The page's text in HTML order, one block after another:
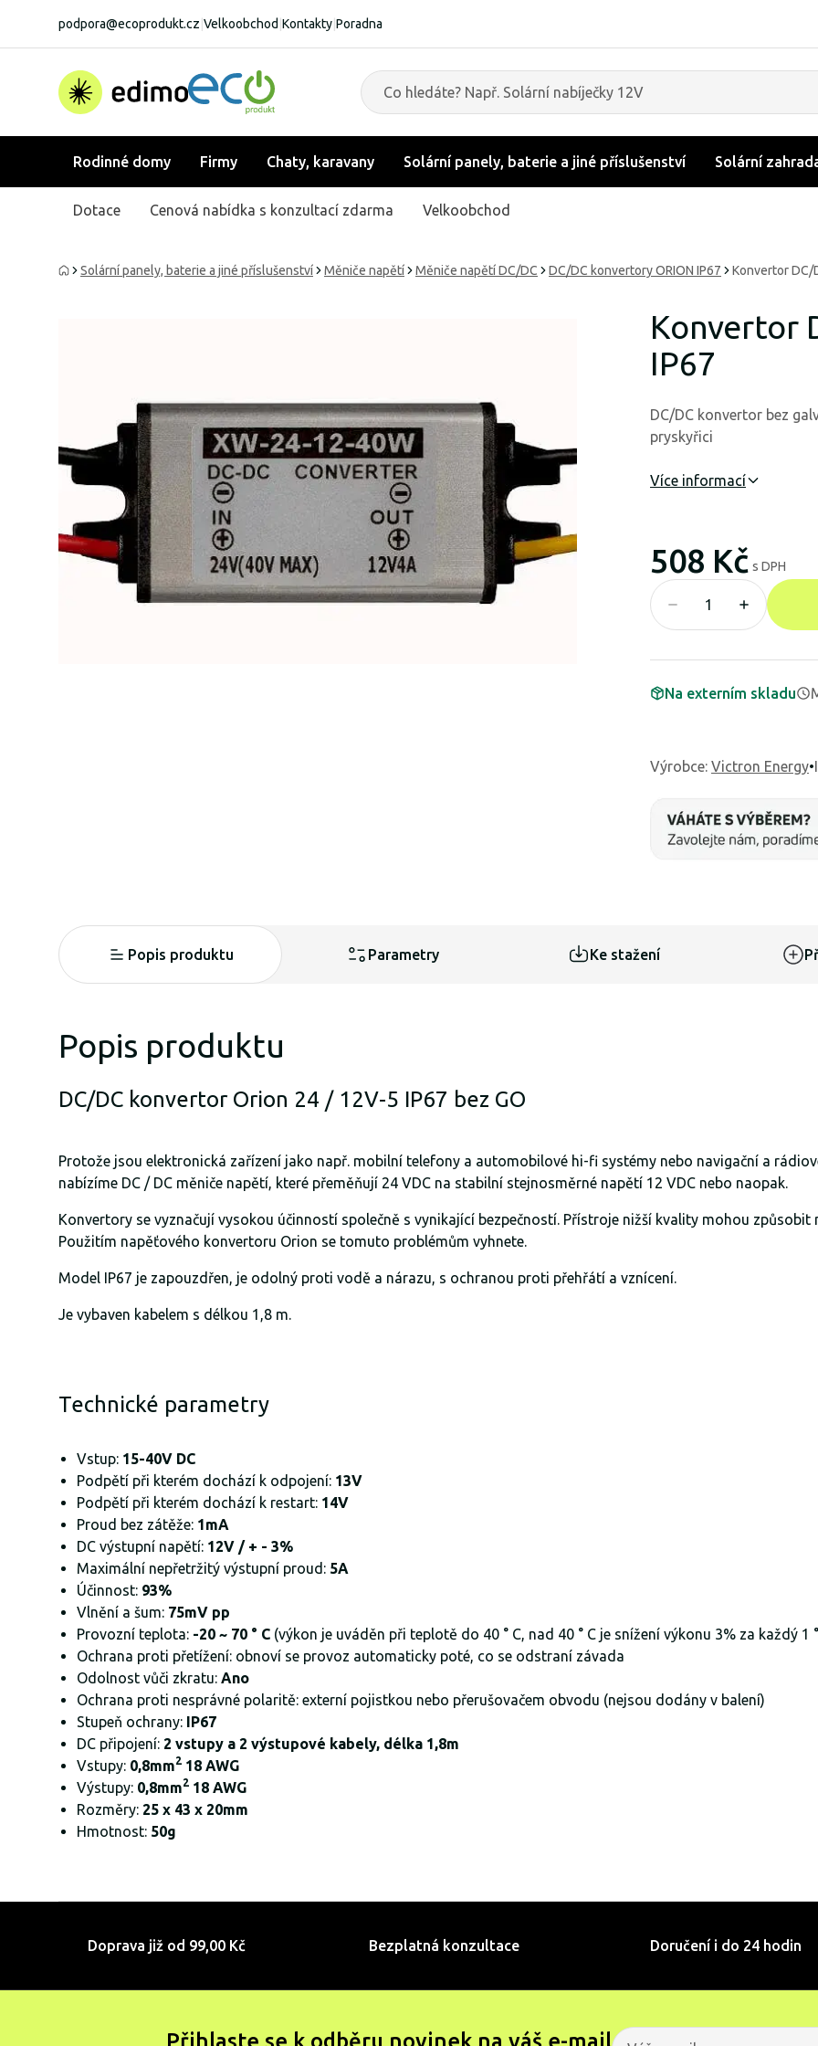
podpora@ecoprodukt.cz Velkoobchod Kontakty Poradna
Rodinné domy Firmy Chaty, karavany Solární panely, baterie a jiné příslušenství Solární
Dotace Cenová nabídka s konzultací zdarma Velkoobchod
Solární panely, baterie a jiné příslušenství Měniče napětí Měniče napětí DC/DC DC/DC konvertory ORION IP67 Konvertor DC/
Konvertor
IP67
DC/DC konvertor bez
pryskyřici
Více informací
508 Kč s DPH
Na externím skladu
Výrobce: Victron Energy•
Popis produktu Parametry Ke stažení
Popis produktu
DC/DC konvertor Orion 24 / 12V-5 IP67 bez GO
Protože jsou elektronická zařízení jako např. mobilní telefony a automobilové hi-fi systémy nebo navigační a
nabízíme DC / DC měniče napětí, které přeměňují 24 VDC na stabilní stejnosměrné napětí 12 VDC nebo naopak.
Konvertory se vyznačují vysokou účinností společně s vynikající bezpečností. Přístroje nižší kvality mohou
Použitím napěťového konvertoru Orion se tomuto problémům vyhnete.
Model IP67 je zapouzdřen, je odolný proti vodě a nárazu, s ochranou proti přehřátí a vznícení.
Je vybaven kabelem s délkou 1,8 m.
Technické parametry
Vstup: 15-40V DC
Podpětí při kterém dochází k odpojení: 13V
Podpětí při kterém dochází k restart: 14V
Proud bez zátěže: 1mA
DC výstupní napětí: 12V / + - 3%
Maximální nepřetržitý výstupní proud: 5A
Účinnost: 93%
Vlnění a šum: 75mV pp
Provozní teplota: -20 ~ 70 ° C (výkon je uváděn při teplotě do 40 ° C, nad 40 ° C je snížení výkonu 3% za každý 1
Ochrana proti přetížení: obnoví se provoz automaticky poté, co se odstraní závada
Odolnost vůči zkratu: Ano
Ochrana proti nesprávné polaritě: externí pojistkou nebo přerušovačem obvodu (nejsou dodány v balení)
Stupeň ochrany: IP67
DC připojení: 2 vstupy a 2 výstupové kabely, délka 1,8m
Vstupy: 0,8mm2 18 AWG
Výstupy: 0,8mm2 18 AWG
Rozměry: 25 x 43 x 20mm
Hmotnost: 50g
Doprava již od 99,00 Kč Bezplatná konzultace Doručení i do 24 hodin
Přihlaste se k odběru novinek na váš e-mail